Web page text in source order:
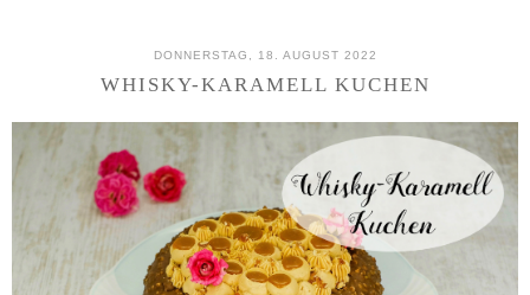
DONNERSTAG, 18. AUGUST 2022
WHISKY-KARAMELL KUCHEN